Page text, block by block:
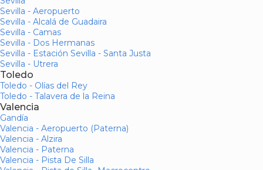
Sevilla - Aeropuerto
Sevilla - Alcalá de Guadaira
Sevilla - Camas
Sevilla - Dos Hermanas
Sevilla - Estación Sevilla - Santa Justa
Sevilla - Utrera
Toledo
Toledo - Olías del Rey
Toledo - Talavera de la Reina
Valencia
Gandía
Valencia - Aeropuerto (Paterna)
Valencia - Alzira
Valencia - Paterna
Valencia - Pista De Silla